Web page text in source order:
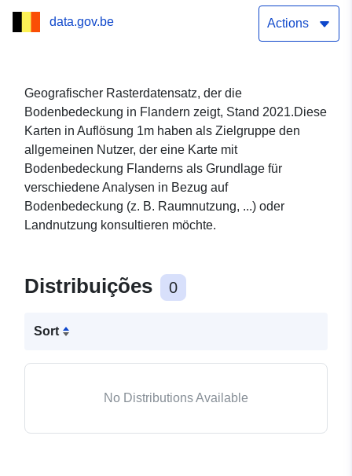
data.gov.be Actions
Geografischer Rasterdatensatz, der die
Bodenbedeckung in Flandern zeigt, Stand 2021.Diese
Karten in Auflösung 1m haben als Zielgruppe den
allgemeinen Nutzer, der eine Karte mit
Bodenbedeckung Flanderns als Grundlage für
verschiedene Analysen in Bezug auf
Bodenbedeckung (z. B. Raumnutzung, ...) oder
Landnutzung konsultieren möchte.
Distribuições 0
Sort
No Distributions Available